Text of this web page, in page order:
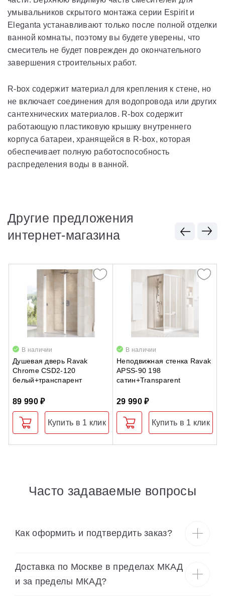
умывальников скрытого монтажа серии Espirit и
Eleganta устанавливают только после полной отделки
ванной комнаты, поэтому вы будете уверены, что
смеситель не будет поврежден до окончательного
завершения строительных работ.
R-box содержит материал для крепления к стене, но
не включает соединения для водопровода или других
сантехнических материалов. R-box содержит
работающую пластиковую крышку внутреннего
корпуса батареи, хранящейся в R-box, которая
обеспечивает полную работоспособность
распределения воды в ванной.
Другие предложения
интернет-магазина
В наличии
Душевая дверь Ravak
Chrome CSD2-120
белый+транспарент
89 990 ₽
Купить в 1 клик
В наличии
Неподвижная стенка Ravak
APSS-90 198
сатин+Transparent
29 990 ₽
Купить в 1 клик
Часто задаваемые вопросы
Как оформить и подтвердить заказ?
Доставка по Москве в пределах МКАД
и за пределы МКАД?